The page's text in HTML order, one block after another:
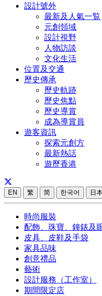
設計號外
最新及人氣一覧
元創領域
設計視野
人物訪談
文化生活
位置及交通
歷史傳承
歷史軌跡
歷史焦點
歷史導賞
成為導賞員
遊客資訊
探索元創方
最新熱話
遊歷香港
EN 繁 简 한국어 日
時尚服裝
配飾、珠寶、鐘錶及
皮具、皮鞋及手袋
家具品味
創意禮品
藝術
設計服務（工作室）
期間限定店